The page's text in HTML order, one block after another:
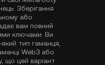
Зберігання
або
вам повний
ключами. Ви
тип гаманця,
Web3 або
що цей варіант